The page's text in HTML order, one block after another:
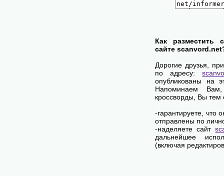
Как разместить
сайте
Дорогие друзья,
по адресу:
опубликованы на
Напоминаем
кроссворды, Вы
-гарантируете, что
отправлены по
-наделяете сайт
дальнейшее
(включая